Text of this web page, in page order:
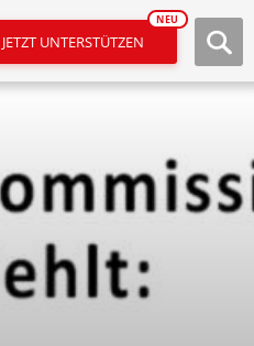
JETZT UNTERSTÜTZEN
NEU